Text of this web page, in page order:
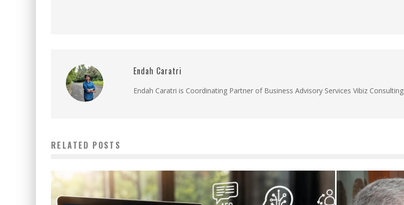
Endah Caratri
Endah Caratri is Coordinating Partner of Business Advisory Services Vibiz Consulting
RELATED POSTS